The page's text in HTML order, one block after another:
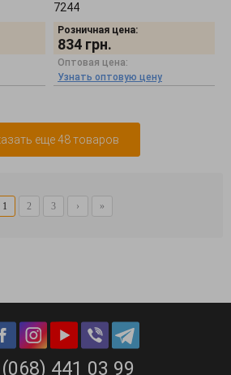
7244
Розничная цена:
834 грн.
Оптовая цена:
Узнать оптовую цену
еще 48 товаров
1 2 3 › »
441 03 99